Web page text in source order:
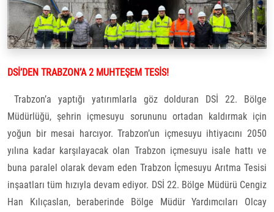
DSİ’DEN TRABZON’A 2 MUHTEŞEM TESİS!
Trabzon’a yaptığı yatırımlarla göz dolduran DSİ 22. Bölge
Müdürlüğü, şehrin içmesuyu sorununu ortadan kaldırmak için
yoğun bir mesai harcıyor. Trabzon’un içmesuyu ihtiyacını 2050
yılına kadar karşılayacak olan Trabzon içmesuyu isale hattı ve
buna paralel olarak devam eden Trabzon İçmesuyu Arıtma Tesisi
inşaatları tüm hızıyla devam ediyor. DSİ 22. Bölge Müdürü Cengiz
Han Kılıçaslan, beraberinde Bölge Müdür Yardımcıları Olcay